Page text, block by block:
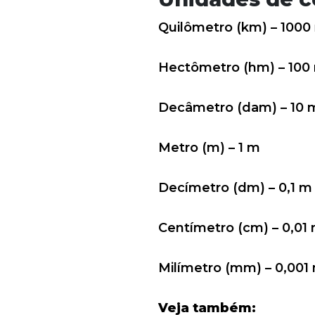
Quilômetro (km) – 1000
Hectômetro (hm) – 100
Decâmetro (dam) – 10
Metro (m) – 1 m
Decímetro (dm) – 0,1 m
Centímetro (cm) – 0,01
Milímetro (mm) – 0,001
Veja também: